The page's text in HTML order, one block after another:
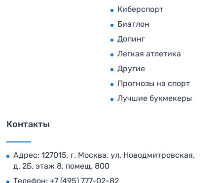
Киберспорт
Биатлон
Допинг
Легкая атлетика
Другие
Прогнозы на спорт
Лучшие букмекеры
Контакты
Адрес: 127015, г. Москва, ул. Новодмитровская,
д. 2Б, этаж 8, помещ. 800
Телефон: +7 (495) 777-02-82